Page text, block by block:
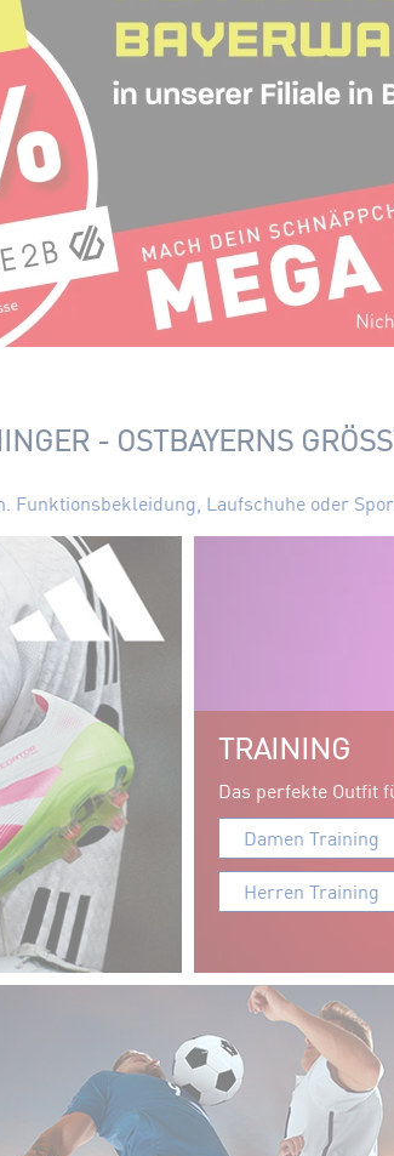
- OSTBAYERNS
Funktionsbekleidung, Laufschuhe oder
TRAINING
Das perfekte Outfit
Damen Training
Herren Training